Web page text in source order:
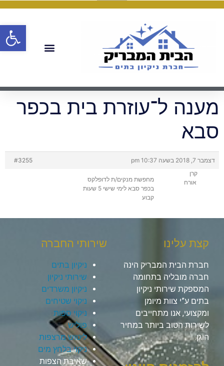
מענה ל־עוזרת בית בכפר
סבא
דצמבר 7, 2018 בשעה 10:37 pm
#3255
קרן
אורח
מחפשת מנקים/ת לדופלקס
בכפר סבא לימי שישי 5 שעות
קבוע
קצת עלינו
חברת הבית המבריק הינה
חברה מובליה בתחומה
המספקת שירותי ניקיון
בתים ע”י צוות מיומן
ומקצועי, אנו מתחייבים
לשירות הטוב ביותר במחיר
הוגן.
שירותי החברה
ניקיון בתים
שירותי ניקיון
ניקיון משרדים
ניקוי שטיחים
ניקוי ספות
פוליש
ליטוש מרצפות
ניקוי בלחץ מים
שאיבת הצפות